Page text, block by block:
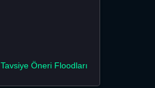
Tavsiye Öneri Floodları